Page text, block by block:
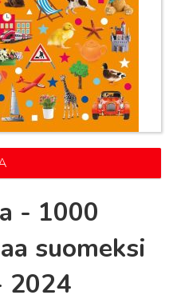
- 1000
suomeksi
2024